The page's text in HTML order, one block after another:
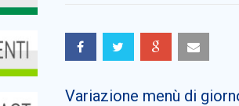
Variazione menù di